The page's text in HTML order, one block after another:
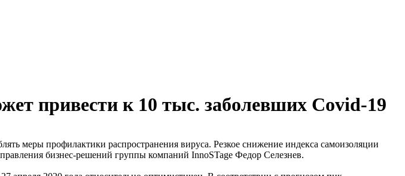
привести к 10 тыс. заболевших Covid-19
меры профилактики распространения вируса. Резкое снижение индекса самоизоляции
бизнес-решений группы компаний InnoSTage Федор Селезнев.